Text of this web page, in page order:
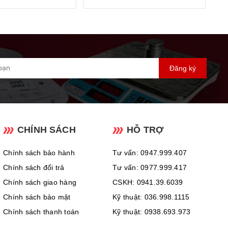
Đăng ký
CHÍNH SÁCH
Chính sách bảo hành
Chính sách đổi trả
Chính sách giao hàng
Chính sách bảo mật
Chính sách thanh toán
HỖ TRỢ
Tư vấn: 0947.999.407
Tư vấn: 0977.999.417
CSKH: 0941.39.6039
Kỹ thuật: 036.998.1115
Kỹ thuật: 0938.693.973